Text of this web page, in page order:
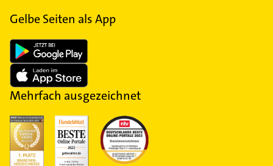
Gelbe Seiten als App
Mehrfach ausgezeichnet